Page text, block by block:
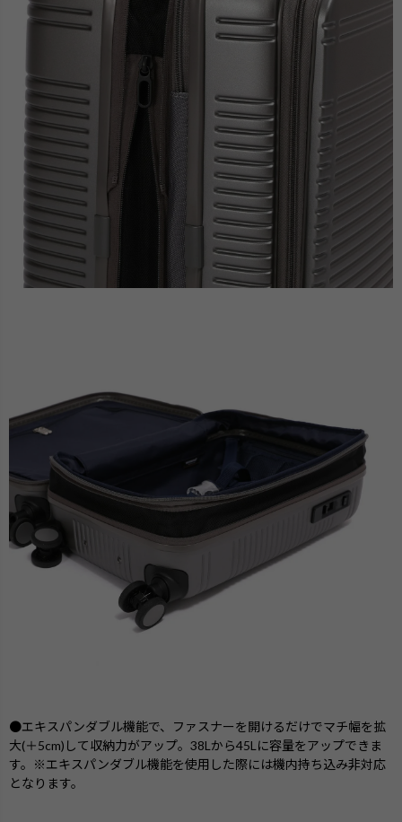
●エキスパンダブル機能で、ファスナーを開けるだけでマチ幅を拡
大(＋5cm)して収納力がアップ。38Lから45Lに容量をアップできま
す。※エキスパンダブル機能を使用した際には機内持ち込み非対応
となります。